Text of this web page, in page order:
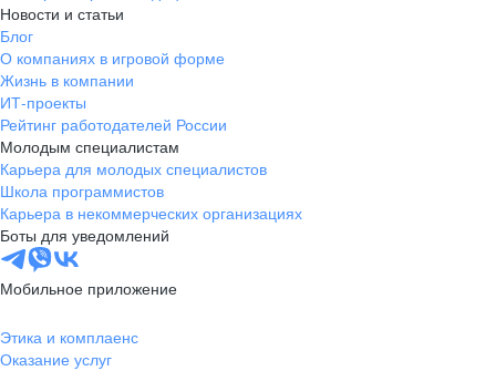
Новости и статьи
Блог
О компаниях в игровой форме
Жизнь в компании
ИТ-проекты
Рейтинг работодателей России
Молодым специалистам
Карьера для молодых специалистов
Школа программистов
Карьера в некоммерческих организациях
Боты для уведомлений
Мобильное приложение
Этика и комплаенс
Оказание услуг